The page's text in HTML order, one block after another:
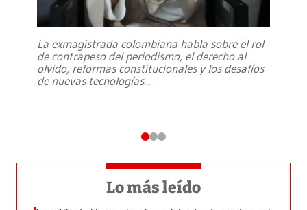
La exmagistrada colombiana habla sobre el rol
de contrapeso del periodismo, el derecho al
olvido, reformas constitucionales y los desafíos
de nuevas tecnologías...
Lo más leído